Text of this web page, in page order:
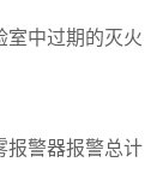
室中过期的灭火
报警器报警总计